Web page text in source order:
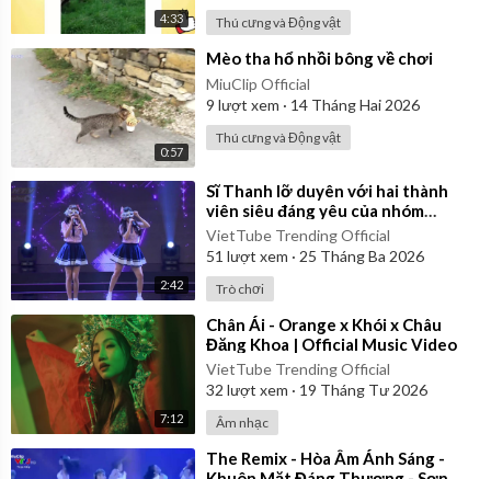
4:33 Thú cưng và Động vật
0:57
⁣Mèo tha hổ nhồi bông về chơi
MiuClip Official
9 lượt xem · 14 Tháng Hai 2026
Thú cưng và Động vật
2:42
⁣Sĩ Thanh lỡ duyên với hai thành
viên siêu đáng yêu của nhóm
SGO48 | Giọng Ca Bí Ẩn
VietTube Trending Official
51 lượt xem · 25 Tháng Ba 2026
Trò chơi
7:12
⁣Chân Ái - Orange x Khói x Châu
Đăng Khoa | Official Music Video
VietTube Trending Official
32 lượt xem · 19 Tháng Tư 2026
Âm nhạc
⁣The Remix - Hòa Âm Ánh Sáng -